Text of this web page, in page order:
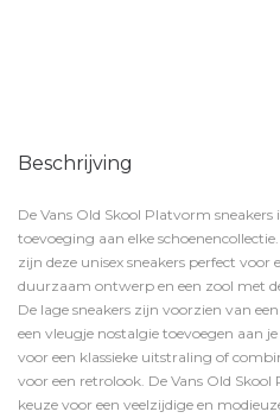
Beschrijving
De Vans Old Skool Platvorm
toevoeging aan elke
zijn deze unisex sneakers perfect voor
duurzaam ontwerp en een zool met
De lage sneakers zijn voorzien van
een vleugje nostalgie toevoegen aan
voor een klassieke uitstraling of
voor een retrolook. De Vans Old
keuze voor een veelzijdige en